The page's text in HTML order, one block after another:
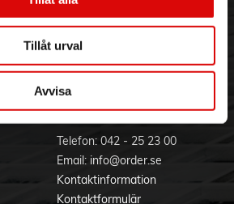
Tillåt urval
Avvisa
för att snabbt göra de godaste grillade
med sladdförvaring och lock med
förvaring
stick-beläggning gör att ingenting
rätt temperatur tack vare 750 W effekt
Godsefterlysning & Felleverans
Om cookies
KONTAKTA OSS
Telefon: 042 - 25 23 00
Email: info@order.se
Kontaktinformation
Kontaktformulär